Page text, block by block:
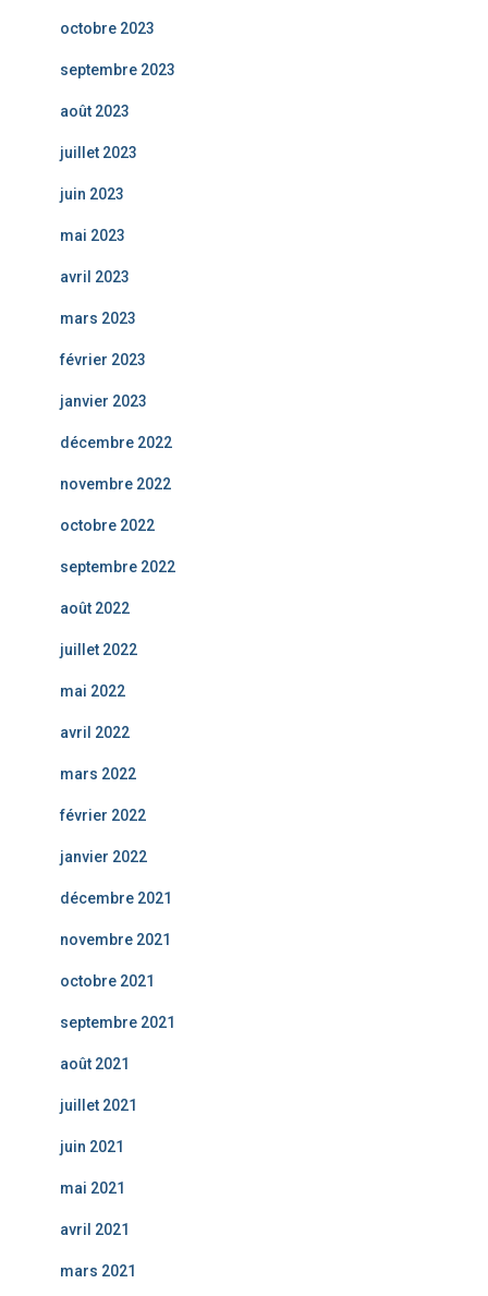
octobre 2023
septembre 2023
août 2023
juillet 2023
juin 2023
mai 2023
avril 2023
mars 2023
février 2023
janvier 2023
décembre 2022
novembre 2022
octobre 2022
septembre 2022
août 2022
juillet 2022
mai 2022
avril 2022
mars 2022
février 2022
janvier 2022
décembre 2021
novembre 2021
octobre 2021
septembre 2021
août 2021
juillet 2021
juin 2021
mai 2021
avril 2021
mars 2021